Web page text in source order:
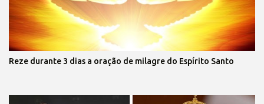
Reze durante 3 dias a oração de milagre do Espírito Santo